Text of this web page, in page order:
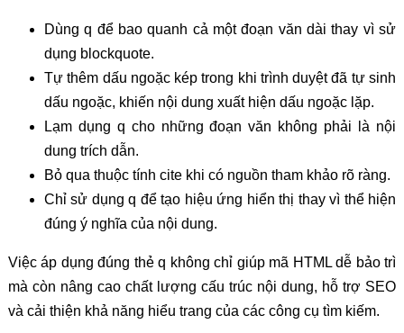
Dùng q để bao quanh cả một đoạn văn dài thay vì sử
dụng blockquote.
Tự thêm dấu ngoặc kép trong khi trình duyệt đã tự sinh
dấu ngoặc, khiến nội dung xuất hiện dấu ngoặc lặp.
Lạm dụng q cho những đoạn văn không phải là nội
dung trích dẫn.
Bỏ qua thuộc tính cite khi có nguồn tham khảo rõ ràng.
Chỉ sử dụng q để tạo hiệu ứng hiển thị thay vì thể hiện
đúng ý nghĩa của nội dung.
Việc áp dụng đúng thẻ q không chỉ giúp mã HTML dễ bảo trì
mà còn nâng cao chất lượng cấu trúc nội dung, hỗ trợ SEO
và cải thiện khả năng hiểu trang của các công cụ tìm kiếm.